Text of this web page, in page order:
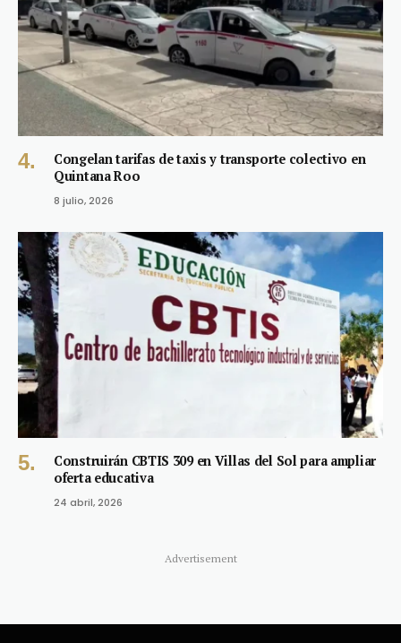
Congelan tarifas de taxis y transporte colectivo en
Quintana Roo
8 julio, 2026
Construirán CBTIS 309 en Villas del Sol para ampliar
oferta educativa
24 abril, 2026
Advertisement